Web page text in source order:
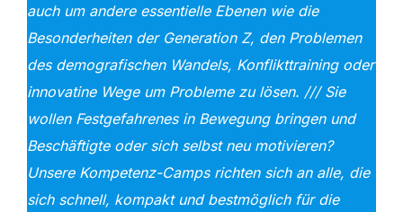
auch um andere essentielle Ebenen wie die
Besonderheiten der Generation Z, den Problemen
des demografischen Wandels, Konflikttraining oder
innovatine Wege um Probleme zu lösen. /// Sie
wollen Festgefahrenes in Bewegung bringen und
Beschäftigte oder sich selbst neu motivieren?
Unsere Kompetenz-Camps richten sich an alle, die
sich schnell, kompakt und bestmöglich für die